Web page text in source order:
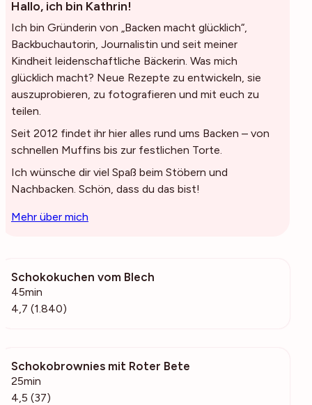
Hallo, ich bin Kathrin!
Ich bin Gründerin von „Backen macht glücklich“,
Backbuchautorin, Journalistin und seit meiner
Kindheit leidenschaftliche Bäckerin. Was mich
glücklich macht? Neue Rezepte zu entwickeln, sie
auszuprobieren, zu fotografieren und mit euch zu
teilen.
Seit 2012 findet ihr hier alles rund ums Backen – von
schnellen Muffins bis zur festlichen Torte.
Ich wünsche dir viel Spaß beim Stöbern und
Nachbacken. Schön, dass du das bist!
Mehr über mich
Schokokuchen vom Blech
45min
4,7 (1.840)
Schokobrownies mit Roter Bete
25min
4,5 (37)